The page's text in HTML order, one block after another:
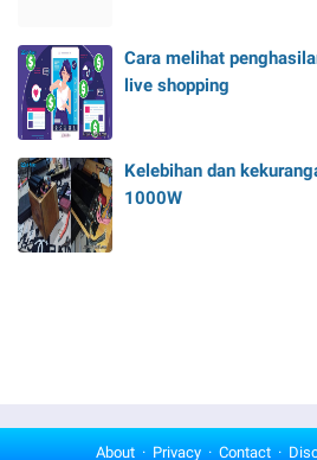
Cara melihat
live shopping
Kelebihan dan
1000W
About Privacy Contact